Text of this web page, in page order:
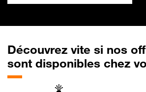
Découvrez vite si nos
sont disponibles chez